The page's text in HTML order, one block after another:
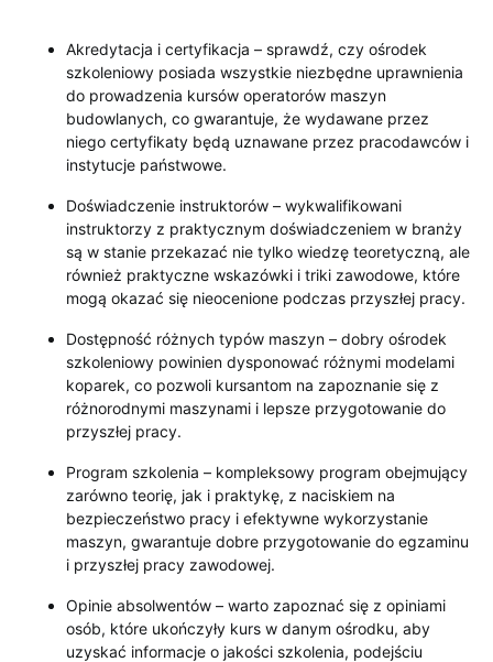
Akredytacja i certyfikacja – sprawdź, czy ośrodek
szkoleniowy posiada wszystkie niezbędne uprawnienia
do prowadzenia kursów operatorów maszyn
budowlanych, co gwarantuje, że wydawane przez
niego certyfikaty będą uznawane przez pracodawców i
instytucje państwowe.
Doświadczenie instruktorów – wykwalifikowani
instruktorzy z praktycznym doświadczeniem w branży
są w stanie przekazać nie tylko wiedzę teoretyczną, ale
również praktyczne wskazówki i triki zawodowe, które
mogą okazać się nieocenione podczas przyszłej pracy.
Dostępność różnych typów maszyn – dobry ośrodek
szkoleniowy powinien dysponować różnymi modelami
koparek, co pozwoli kursantom na zapoznanie się z
różnorodnymi maszynami i lepsze przygotowanie do
przyszłej pracy.
Program szkolenia – kompleksowy program obejmujący
zarówno teorię, jak i praktykę, z naciskiem na
bezpieczeństwo pracy i efektywne wykorzystanie
maszyn, gwarantuje dobre przygotowanie do egzaminu
i przyszłej pracy zawodowej.
Opinie absolwentów – warto zapoznać się z opiniami
osób, które ukończyły kurs w danym ośrodku, aby
uzyskać informacje o jakości szkolenia, podejściu